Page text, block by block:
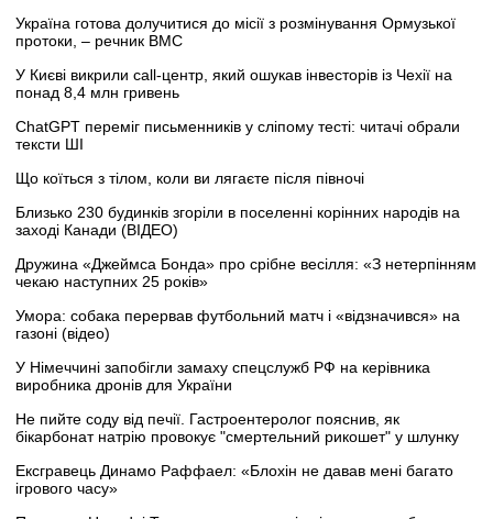
Україна готова долучитися до місії з розмінування Ормузької
протоки, – речник ВМС
У Києві викрили call-центр, який ошукав інвесторів із Чехії на
понад 8,4 млн гривень
ChatGPT переміг письменників у сліпому тесті: читачі обрали
тексти ШІ
Що коїться з тілом, коли ви лягаєте після півночі
Близько 230 будинків згоріли в поселенні корінних народів на
заході Канади (ВІДЕО)
Дружина «Джеймса Бонда» про срібне весілля: «З нетерпінням
чекаю наступних 25 років»
Умора: собака перервав футбольний матч і «відзначився» на
газоні (відео)
У Німеччині запобігли замаху спецслужб РФ на керівника
виробника дронів для України
Не пийте соду від печії. Гастроентеролог пояснив, як
бікарбонат натрію провокує "смертельний рикошет" у шлунку
Ексгравець Динамо Раффаел: «Блохін не давав мені багато
ігрового часу»